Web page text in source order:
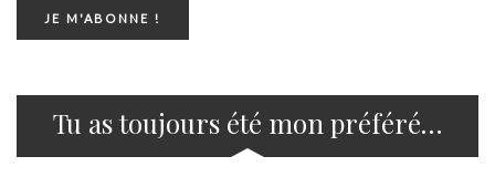
Tu as toujours été mon préféré…